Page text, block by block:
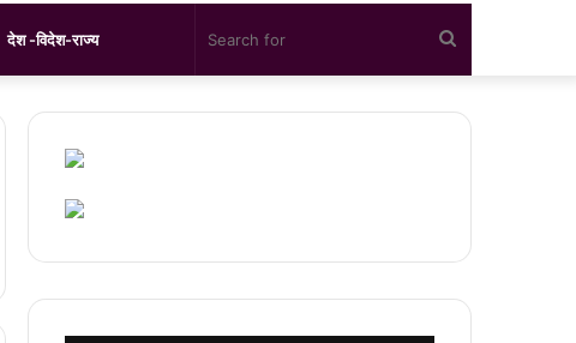
देश -विदेश-राज्य
for